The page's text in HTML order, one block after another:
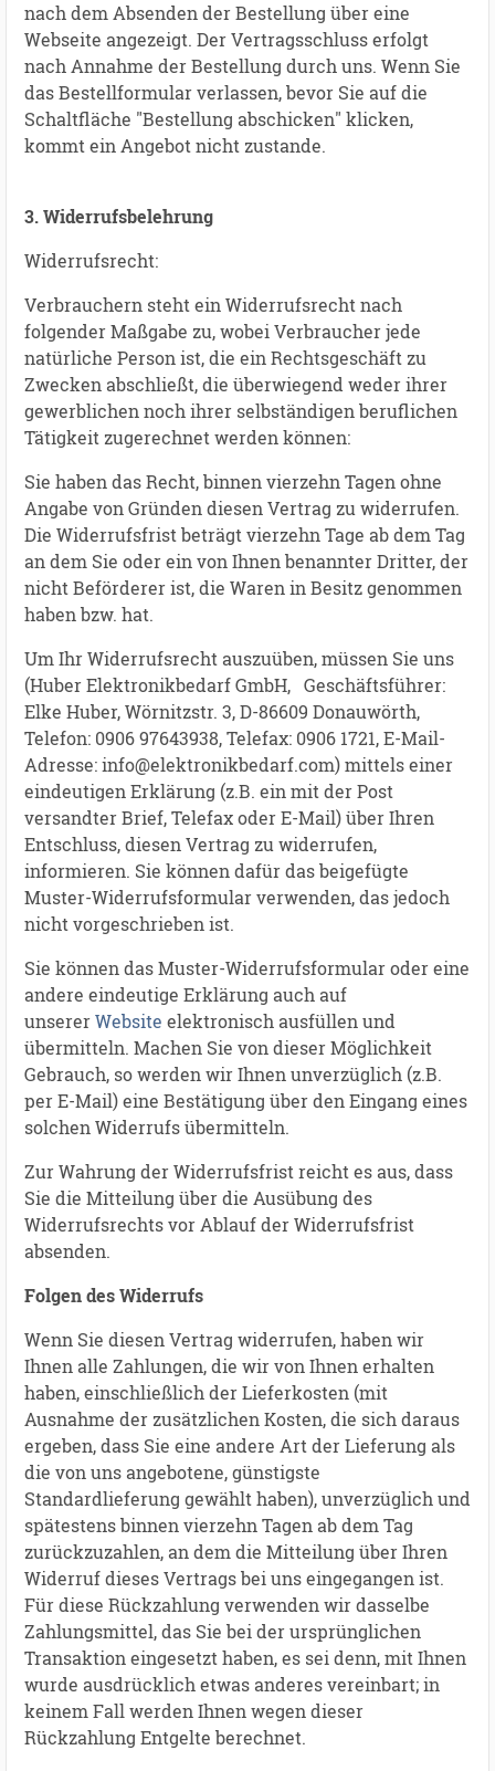
nach dem Absenden der Bestellung über eine
Webseite angezeigt. Der Vertragsschluss erfolgt
nach Annahme der Bestellung durch uns. Wenn Sie
das Bestellformular verlassen, bevor Sie auf die
Schaltfläche "Bestellung abschicken" klicken,
kommt ein Angebot nicht zustande.
3. Widerrufsbelehrung
Widerrufsrecht:
Verbrauchern steht ein Widerrufsrecht nach
folgender Maßgabe zu, wobei Verbraucher jede
natürliche Person ist, die ein Rechtsgeschäft zu
Zwecken abschließt, die überwiegend weder ihrer
gewerblichen noch ihrer selbständigen beruflichen
Tätigkeit zugerechnet werden können:
Sie haben das Recht, binnen vierzehn Tagen ohne
Angabe von Gründen diesen Vertrag zu widerrufen.
Die Widerrufsfrist beträgt vierzehn Tage ab dem Tag
an dem Sie oder ein von Ihnen benannter Dritter, der
nicht Beförderer ist, die Waren in Besitz genommen
haben bzw. hat.
Um Ihr Widerrufsrecht auszuüben, müssen Sie uns
(Huber Elektronikbedarf GmbH, Geschäftsführer:
Elke Huber, Wörnitzstr. 3, D-86609 Donauwörth,
Telefon: 0906 97643938, Telefax: 0906 1721, E-Mail-
Adresse: info@elektronikbedarf.com) mittels einer
eindeutigen Erklärung (z.B. ein mit der Post
versandter Brief, Telefax oder E-Mail) über Ihren
Entschluss, diesen Vertrag zu widerrufen,
informieren. Sie können dafür das beigefügte
Muster-Widerrufsformular verwenden, das jedoch
nicht vorgeschrieben ist.
Sie können das Muster-Widerrufsformular oder eine
andere eindeutige Erklärung auch auf
unsererWebsite elektronisch ausfüllen und
übermitteln. Machen Sie von dieser Möglichkeit
Gebrauch, so werden wir Ihnen unverzüglich (z.B.
per E-Mail) eine Bestätigung über den Eingang eines
solchen Widerrufs übermitteln.
Zur Wahrung der Widerrufsfrist reicht es aus, dass
Sie die Mitteilung über die Ausübung des
Widerrufsrechts vor Ablauf der Widerrufsfrist
absenden.
Folgen des Widerrufs
Wenn Sie diesen Vertrag widerrufen, haben wir
Ihnen alle Zahlungen, die wir von Ihnen erhalten
haben, einschließlich der Lieferkosten (mit
Ausnahme der zusätzlichen Kosten, die sich daraus
ergeben, dass Sie eine andere Art der Lieferung als
die von uns angebotene, günstigste
Standardlieferung gewählt haben), unverzüglich und
spätestens binnen vierzehn Tagen ab dem Tag
zurückzuzahlen, an dem die Mitteilung über Ihren
Widerruf dieses Vertrags bei uns eingegangen ist.
Für diese Rückzahlung verwenden wir dasselbe
Zahlungsmittel, das Sie bei der ursprünglichen
Transaktion eingesetzt haben, es sei denn, mit Ihnen
wurde ausdrücklich etwas anderes vereinbart; in
keinem Fall werden Ihnen wegen dieser
Rückzahlung Entgelte berechnet.